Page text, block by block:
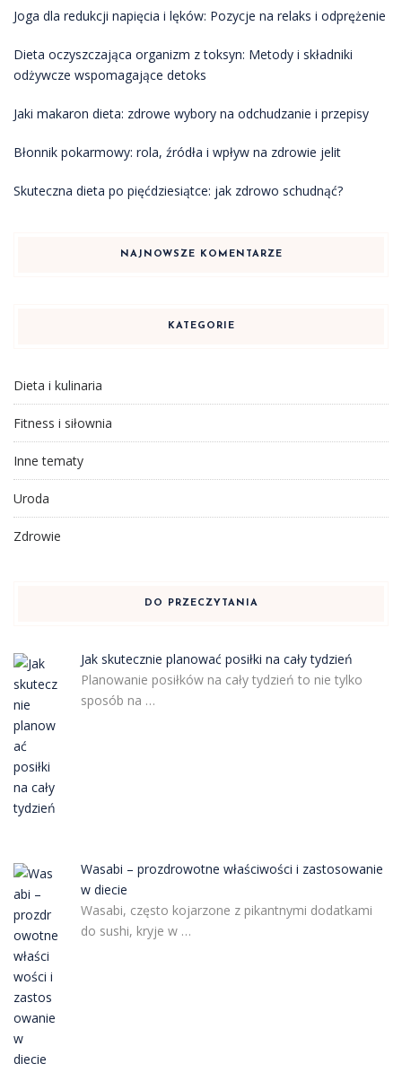
Joga dla redukcji napięcia i lęków: Pozycje na relaks i odprężenie
Dieta oczyszczająca organizm z toksyn: Metody i składniki
odżywcze wspomagające detoks
Jaki makaron dieta: zdrowe wybory na odchudzanie i przepisy
Błonnik pokarmowy: rola, źródła i wpływ na zdrowie jelit
Skuteczna dieta po pięćdziesiątce: jak zdrowo schudnąć?
NAJNOWSZE KOMENTARZE
KATEGORIE
Dieta i kulinaria
Fitness i siłownia
Inne tematy
Uroda
Zdrowie
DO PRZECZYTANIA
Jak skutecznie planować posiłki na cały tydzień
Planowanie posiłków na cały tydzień to nie tylko
sposób na …
Wasabi – prozdrowotne właściwości i zastosowanie
w diecie
Wasabi, często kojarzone z pikantnymi dodatkami
do sushi, kryje w …